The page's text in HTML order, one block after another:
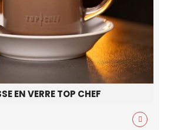
EN VERRE TOP CHEF